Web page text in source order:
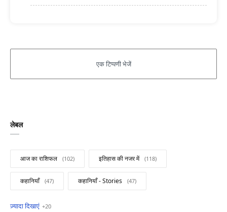
लेबल
आज का राशिफल इतिहास की नजर में
कहानियाँ कहानियाँ - Stories
खबरें फटाफट